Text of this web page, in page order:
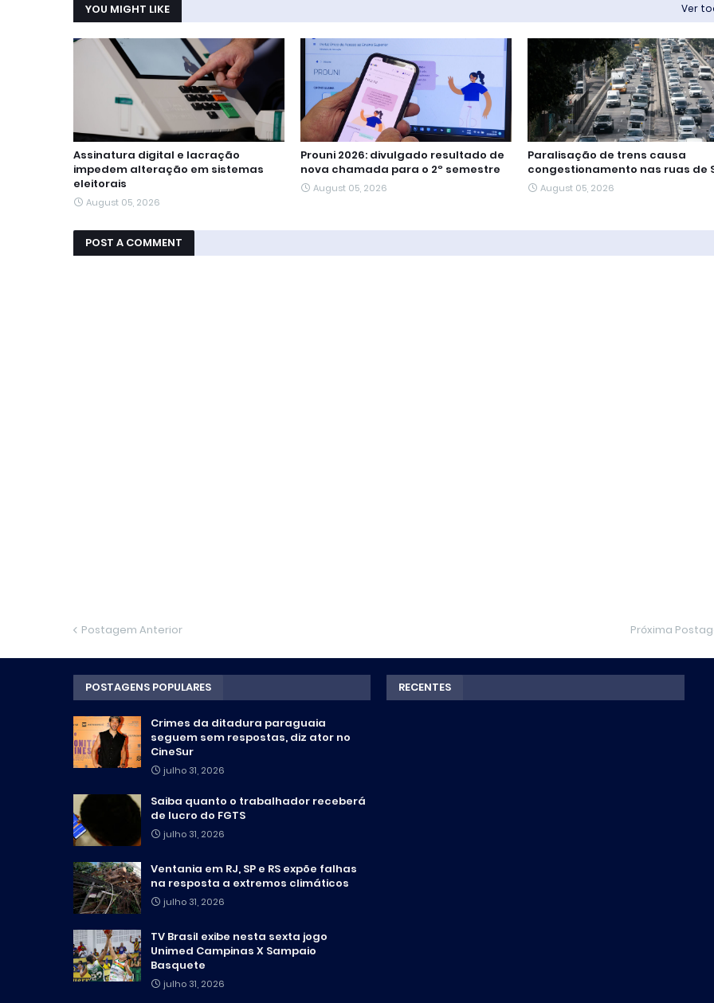
YOU MIGHT LIKE Ver
Assinatura digital e lacração
impedem alteração em sistemas
eleitorais
August 05, 2026
Prouni 2026: divulgado resultado de
nova chamada para o 2º semestre
August 05, 2026
Paralisação de trens causa
congestionamento nas ruas de
August 05, 2026
POST A COMMENT
Postagem Anterior Próxima
POSTAGENS POPULARES
Crimes da ditadura paraguaia
seguem sem respostas, diz ator no
CineSur
julho 31, 2026
Saiba quanto o trabalhador receberá
de lucro do FGTS
julho 31, 2026
Ventania em RJ, SP e RS expõe falhas
na resposta a extremos climáticos
julho 31, 2026
TV Brasil exibe nesta sexta jogo
Unimed Campinas X Sampaio
Basquete
julho 31, 2026
RECENTES